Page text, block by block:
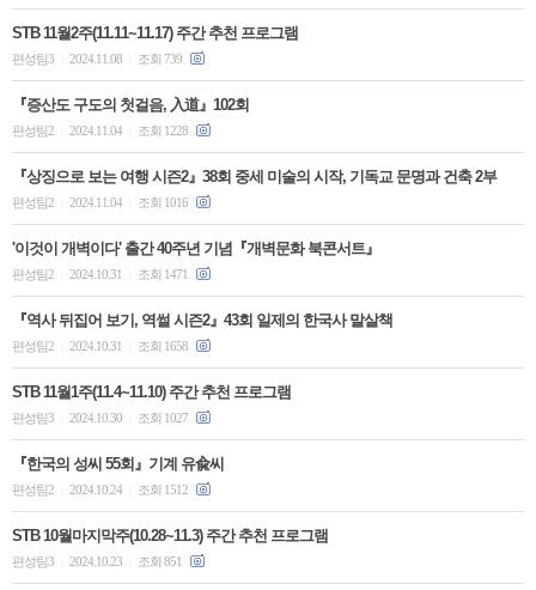
STB 11월2주(11.11~11.17) 주간 추천 프로그램
편성팀3 2024.11.08 조회 739
『증산도 구도의 첫걸음, 入道』102회
편성팀2 2024.11.04 조회 1228
『상징으로 보는 여행 시즌2』38회 중세 미술의 시작, 기독교 문명과 건축 2부
편성팀2 2024.11.04 조회 1016
'이것이 개벽이다' 출간 40주년 기념『개벽문화 북콘서트』
편성팀2 2024.10.31 조회 1471
『역사 뒤집어 보기, 역썰 시즌2』43회 일제의 한국사 말살책
편성팀2 2024.10.31 조회 1658
STB 11월1주(11.4~11.10) 주간 추천 프로그램
편성팀3 2024.10.30 조회 1027
『한국의 성씨 55회』기계 유兪씨
편성팀2 2024.10.24 조회 1512
STB 10월마지막주(10.28~11.3) 주간 추천 프로그램
편성팀3 2024.10.23 조회 851